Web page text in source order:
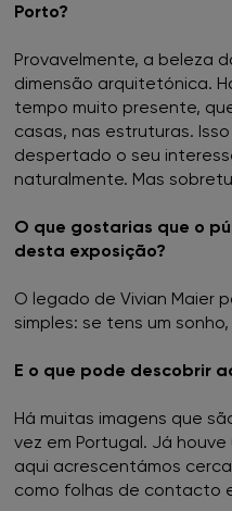
Porto?
Provavelmente, a beleza
dimensão arquitetónica.
tempo muito presente,
casas, nas estruturas.
despertado o seu
naturalmente. Mas
O que gostarias que o
desta exposição?
O legado de Vivian Maier
simples: se tens um
E o que pode descobrir
Há muitas imagens que
vez em Portugal. Já
aqui acrescentámos
como folhas de contacto